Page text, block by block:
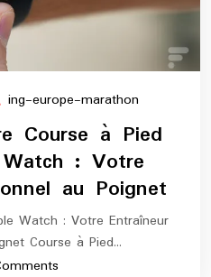
ing-europe-marathon
europe-
marathon
Course à Pied
: Votre
au Poignet
Watch : Votre Entraîneur
Course à Pied…